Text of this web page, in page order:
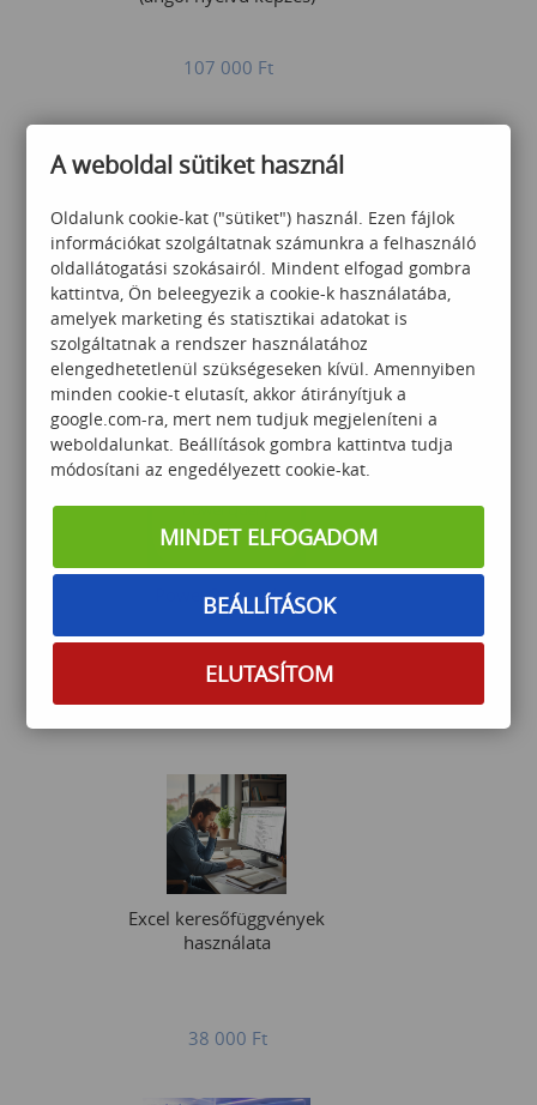
107 000 Ft
PowerBI Basics
102 000Ft
PowerQuery alap
Excel keresőfüggvények
használata
38 000 Ft
A weboldal sütiket használ
Oldalunk cookie-kat ("sütiket") használ. Ezen fájlok
információkat szolgáltatnak számunkra a felhasználó
oldallátogatási szokásairól. Mindent elfogad gombra
kattintva, Ön beleegyezik a cookie-k használatába,
amelyek marketing és statisztikai adatokat is
szolgáltatnak a rendszer használatához
elengedhetetlenül szükségeseken kívül. Amennyiben
minden cookie-t elutasít, akkor átirányítjuk a
google.com-ra, mert nem tudjuk megjeleníteni a
weboldalunkat. Beállítások gombra kattintva tudja
módosítani az engedélyezett cookie-kat.
MINDET ELFOGADOM
BEÁLLÍTÁSOK
ELUTASÍTOM